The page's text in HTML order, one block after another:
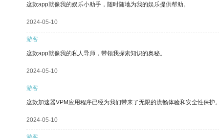
这款app就像我的娱乐小助手，随时随地为我的娱乐提供帮助。
2024-05-10
游客
这款app就像我的私人导师，带领我探索知识的奥秘。
2024-05-10
游客
这款加速器VPM应用程序已经为我们带来了无限的流畅体验和安全性保护
2024-05-10